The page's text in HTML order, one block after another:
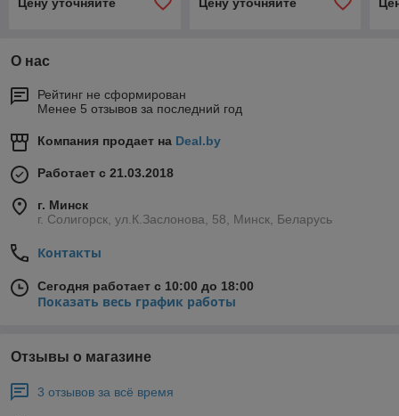
Цену уточняйте
Цену уточняйте
О нас
Рейтинг не сформирован
Менее 5 отзывов за последний год
Компания продает на Deal.by
Работает с 21.03.2018
г. Минск
г. Солигорск, ул.К.Заслонова, 58, Минск, Беларусь
Контакты
Сегодня работает с 10:00 до 18:00
Показать весь график работы
Отзывы о магазине
3 отзывов за всё время